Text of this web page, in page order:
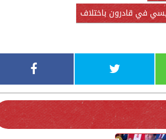
في قادرون باختلاف